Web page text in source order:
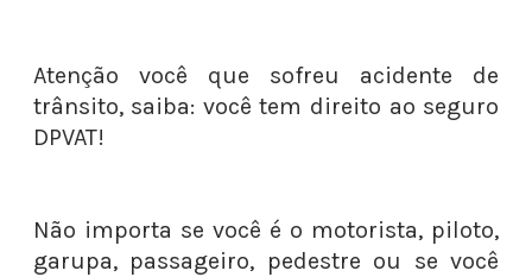
Atenção você que sofreu acidente de
trânsito, saiba: você tem direito ao seguro
DPVAT!
Não importa se você é o motorista, piloto,
garupa, passageiro, pedestre ou se você